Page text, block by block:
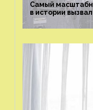
Самый
в истории
было?